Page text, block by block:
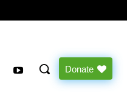
Donate